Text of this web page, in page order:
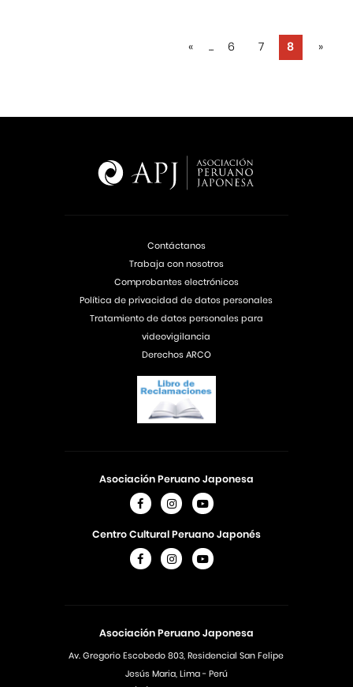
« ... 6 7 8 »
Asociación Peruano Japonesa
Av. Gregorio Escobedo 803, Residencial San Felipe
Jesús Maria, Lima - Perú
Asociación Peruano Japonesa
Centro Cultural Peruano Japonés
Contáctanos
Trabaja con nosotros
Comprobantes electrónicos
Política de privacidad de datos personales
Tratamiento de datos personales para
videovigilancia
Derechos ARCO